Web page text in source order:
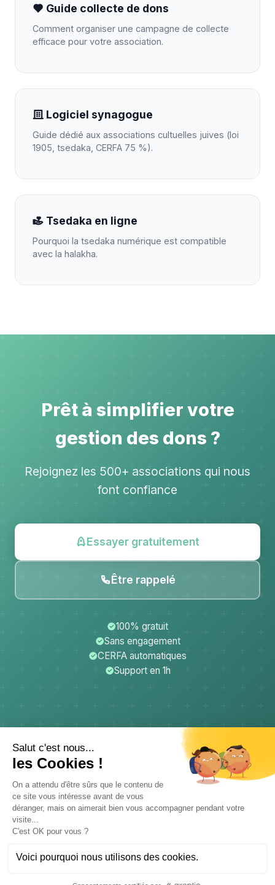
Guide collecte de dons
Comment organiser une campagne de collecte
efficace pour votre association.
Logiciel synagogue
Guide dédié aux associations cultuelles juives (loi
1905, tsedaka, CERFA 75 %).
Tsedaka en ligne
Pourquoi la tsedaka numérique est compatible
avec la halakha.
Prêt à simplifier votre
gestion des dons ?
Rejoignez les 500+ associations qui nous
font confiance
Essayer gratuitement
Être rappelé
100% gratuit
Sans engagement
CERFA automatiques
Support en 1h
CerfApp
DonateursMentions légalesConfidentialité
Support
Données hébergées en France - Conforme RGPD